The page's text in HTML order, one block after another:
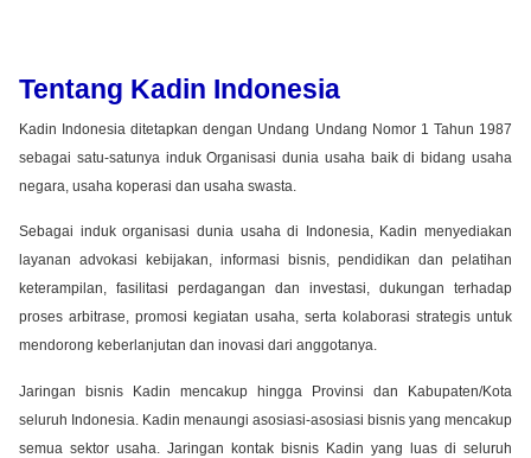
Tentang Kadin Indonesia
Kadin Indonesia ditetapkan dengan Undang Undang Nomor 1 Tahun 1987
sebagai satu-satunya induk Organisasi dunia usaha baik di bidang usaha
negara, usaha koperasi dan usaha swasta.
Sebagai induk organisasi dunia usaha di Indonesia, Kadin menyediakan
layanan advokasi kebijakan, informasi bisnis, pendidikan dan pelatihan
keterampilan, fasilitasi perdagangan dan investasi, dukungan terhadap
proses arbitrase, promosi kegiatan usaha, serta kolaborasi strategis untuk
mendorong keberlanjutan dan inovasi dari anggotanya.
Jaringan bisnis Kadin mencakup hingga Provinsi dan Kabupaten/Kota
seluruh Indonesia. Kadin menaungi asosiasi-asosiasi bisnis yang mencakup
semua sektor usaha. Jaringan kontak bisnis Kadin yang luas di seluruh